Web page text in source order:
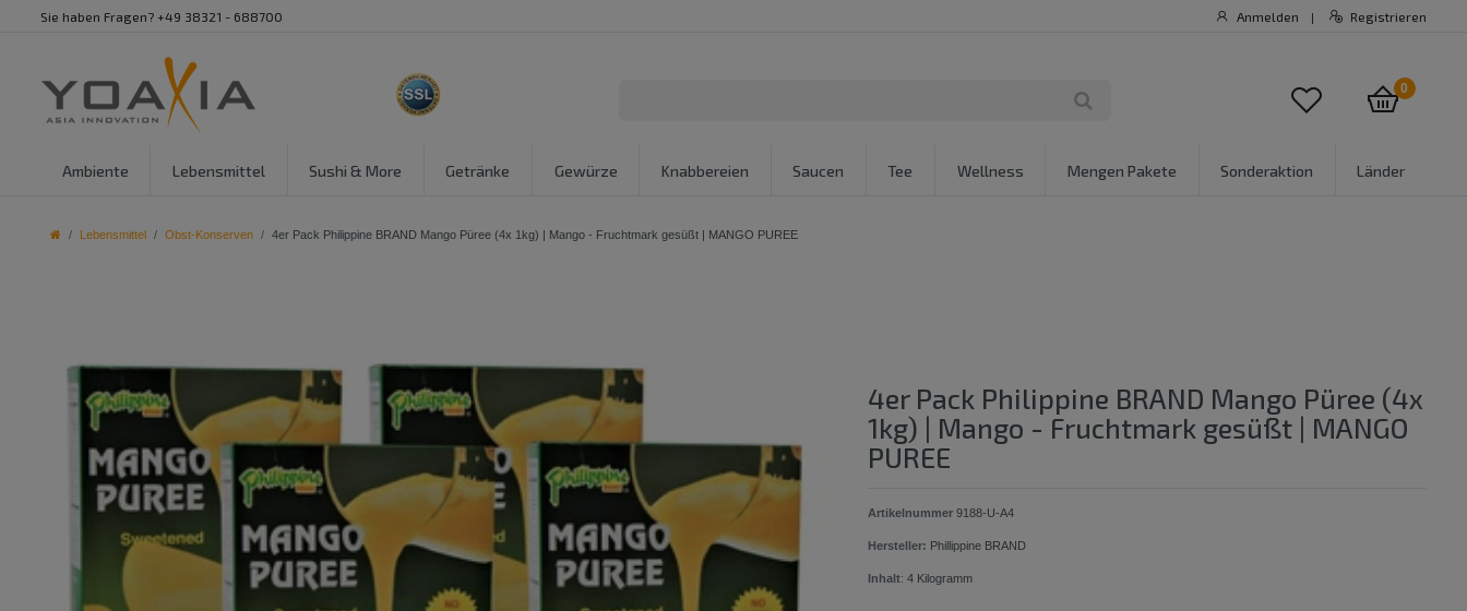
Sie haben Fragen? +49 38321 - 688700 Anmelden | Registrieren
0
Ambiente Lebensmittel Sushi & More Getränke Gewürze Knabbereien Saucen Tee Wellness Mengen Pakete Sonderaktion Länder
Lebensmittel Obst-Konserven 4er Pack Philippine BRAND Mango Püree (4x 1kg) | Mango - Fruchtmark gesüßt | MANGO PUREE
4er Pack Philippine BRAND Mango Püree (4x
1kg) | Mango - Fruchtmark gesüßt | MANGO
PUREE
Artikelnummer9188-U-A4
Hersteller: Phillippine BRAND
Inhalt:4 Kilogramm